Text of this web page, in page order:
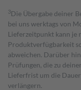
3Die Übergabe deiner
bei uns werktags von
Lieferzeitpunkt kann je
Produktverfügbarkeit
abweichen. Darüber
Prüfungen, die zu
Lieferfrist um die
verlängern.